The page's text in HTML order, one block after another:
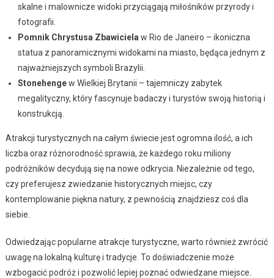
skalne i malownicze widoki przyciągają miłośników przyrody i
fotografii.
Pomnik Chrystusa Zbawiciela w Rio de Janeiro – ikoniczna
statua z panoramicznymi widokami na miasto, będąca jednym z
najważniejszych symboli Brazylii.
Stonehengew Wielkiej Brytanii – tajemniczy zabytek
megalityczny, który fascynuje badaczy i turystów swoją historią i
konstrukcją.
Atrakcji turystycznych na całym świecie jest ogromna ilość, a ich
liczba oraz różnorodność sprawia, że każdego roku miliony
podróżników decydują się na nowe odkrycia. Niezależnie od tego,
czy preferujesz zwiedzanie historycznych miejsc, czy
kontemplowanie piękna natury, z pewnością znajdziesz coś dla
siebie.
Odwiedzając popularne atrakcje turystyczne, warto również zwrócić
uwagę na lokalną kulturę i tradycje. To doświadczenie może
wzbogacić podróż i pozwolić lepiej poznać odwiedzane miejsce.